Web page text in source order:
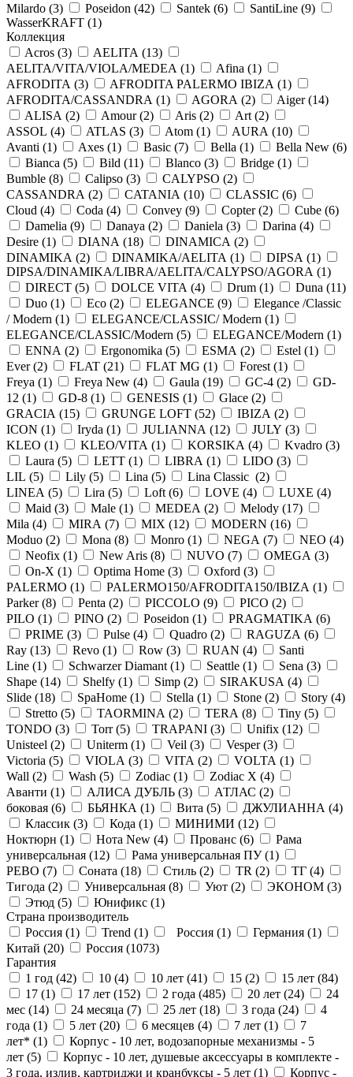
Milardo (3) Poseidon (42) Santek (6) SantiLine (9)
WasserKRAFT (1)
Коллекция
Acros (3) AELITA (13)
AELITA/VITA/VIOLA/MEDEA (1) Afina (1)
AFRODITA (3) AFRODITA PALERMO IBIZA (1)
AFRODITA/CASSANDRA (1) AGORA (2) Aiger (14)
ALISA (2) Amour (2) Aris (2) Art (2)
ASSOL (4) ATLAS (3) Atom (1) AURA (10)
Avanti (1) Axes (1) Basic (7) Bella (1) Bella New (6)
Bianca (5) Bild (11) Blanco (3) Bridge (1)
Bumble (8) Calipso (3) CALYPSO (2)
CASSANDRA (2) CATANIA (10) CLASSIC (6)
Cloud (4) Coda (4) Convey (9) Copter (2) Cube (6)
Damelia (9) Danaya (2) Daniela (3) Darina (4)
Desire (1) DIANA (18) DINAMICA (2)
DINAMIKA (2) DINAMIKA/AELITA (1) DIPSA (1)
DIPSA/DINAMIKA/LIBRA/AELITA/CALYPSO/AGORA (1)
DIRECT (5) DOLCE VITA (4) Drum (1) Duna (11)
Duo (1) Eco (2) ELEGANCE (9)
Elegance /Classic
/ Modern (1) ELEGANCE/CLASSIC/ Modern (1)
ELEGANCE/CLASSIC/Modern (5) ELEGANCE/Modern (1)
ENNA (2) Ergonomika (5) ESMA (2) Estel (1)
Ever (2) FLAT (21) FLAT MG (1) Forest (1)
Freya (1) Freya New (4) Gaula (19) GC-4 (2)
GD-
12 (1) GD-8 (1) GENESIS (1) Glace (2)
GRACIA (15) GRUNGE LOFT (52) IBIZA (2)
ICON (1) Iryda (1) JULIANNA (12) JULY (3)
KLEO (1) KLEO/VITA (1) KORSIKA (4) Kvadro (3)
Laura (5) LETT (1) LIBRA (1) LIDO (3)
LIL (5) Lily (5) Lina (5) Lina Classic (2)
LINEA (5) Lira (5) Loft (6) LOVE (4) LUXE (4)
Maid (3) Male (1) MEDEA (2) Melody (17)
Mila (4) MIRA (7) MIX (12) MODERN (16)
Moduo (2) Mona (8) Monro (1) NEGA (7) NEO (4)
Neofix (1) New Aris (8) NUVO (7) OMEGA (3)
On-X (1) Optima Home (3) Oxford (3)
PALERMO (1) PALERMO150/AFRODITA150/IBIZA (1)
Parker (8) Penta (2) PICCOLO (9) PICO (2)
PILO (1) PINO (2) Poseidon (1) PRAGMATIKA (6)
PRIME (3) Pulse (4) Quadro (2) RAGUZA (6)
Ray (13) Revo (1) Row (3) RUAN (4)
Santi
Line (1) Schwarzer Diamant (1) Seattle (1) Sena (3)
Shape (14) Shelfy (1) Simp (2) SIRAKUSA (4)
Slide (18) SpaHome (1) Stella (1) Stone (2) Story (4)
Stretto (5) TAORMINA (2) TERA (8) Tiny (5)
TONDO (3) Torr (5) TRAPANI (3) Unifix (12)
Unisteel (2) Uniterm (1) Veil (3) Vesper (3)
Victoria (5) VIOLA (3) VITA (2) VOLTA (1)
Wall (2) Wash (5) Zodiac (1) Zodiac X (4)
Аванти (1) АЛИСА ДУБЛЬ (3) АТЛАС (2)
боковая (6) БЬЯНКА (1) Вита (5) ДЖУЛИАННА (4)
Классик (3) Кода (1) МИНИМИ (12)
Ноктюрн (1) Нота New (4) Прованс (6)
Рама
универсальная (12) Рама универсальная ПУ (1)
РЕВО (7) Соната (18) Стиль (2) ТR (2) ТГ (4)
Тигода (2) Универсальная (8) Уют (2) ЭКОНОМ (3)
Этюд (5) Юнификс (1)
Страна производитель
Россия (1) Trend (1) Россия (1) Германия (1)
Китай (20) Россия (1073)
Гарантия
1 год (42) 10 (4) 10 лет (41) 15 (2) 15 лет (84)
17 (1) 17 лет (152) 2 года (485) 20 лет (24)
24
мес (14) 24 месяца (7) 25 лет (18) 3 года (24)
4
года (1) 5 лет (20) 6 месяцев (4) 7 лет (1)
7
лет* (1)
Корпус - 10 лет, водозапорные механизмы - 5
лет (5)
Корпус - 10 лет, душевые аксессуары в комплекте -
3 года, излив, картриджи и кранбуксы - 5 лет (1) Корпус -